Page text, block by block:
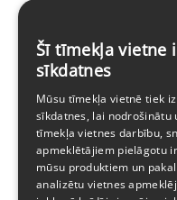
Šī tīmekļa vietne
sīkdatnes
Mūsu tīmekļa vietnē tiek
sīkdatnes, lai nodrošinātu
tīmekļa vietnes darbību,
apmeklētājiem pielāgotu
mūsu produktiem un
analizētu vietnes